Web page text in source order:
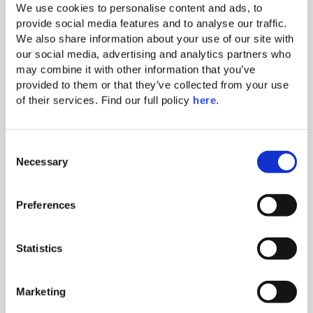
We use cookies to personalise content and ads, to
provide social media features and to analyse our traffic.
We also share information about your use of our site with
our social media, advertising and analytics partners who
may combine it with other information that you’ve
provided to them or that they’ve collected from your use
of their services. Find our full policy here.
Necessary
Preferences
Statistics
Marketing
Aménagements standard
Miroir de maquillage
Fer & planche à repasser
WiFi gratuit
Lits king size confortable avec linge